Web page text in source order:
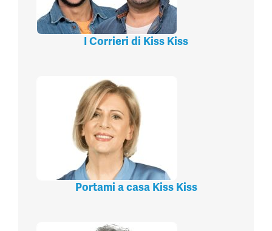
I Corrieri di Kiss Kiss
Portami a casa Kiss Kiss